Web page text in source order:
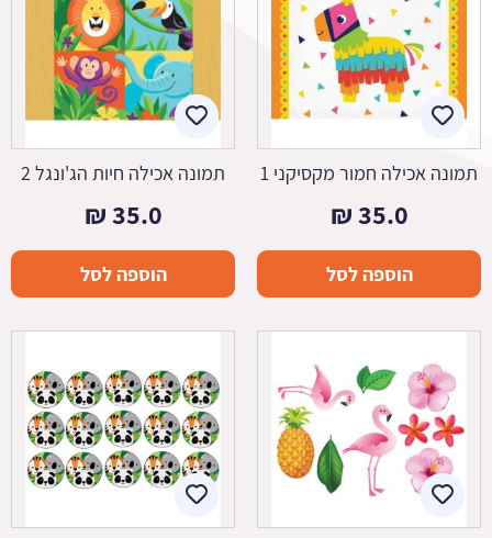
תמונה אכילה חמור מקסיקני 1
35.0
₪
הוספה לסל
תמונה אכילה חיות הג'ונגל 2
35.0
₪
הוספה לסל